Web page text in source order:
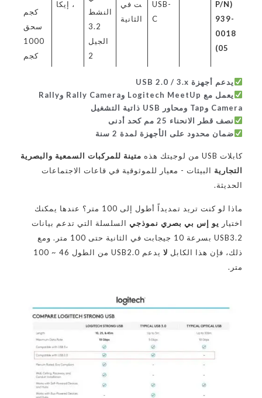
(P/N
939-
0018
05)
USB-
C
ت في
الثانية
النشط
3.2
الجيل
2
، إيكا
كجم
سحق
1000
كجم
يدعم أجهزة USB 2.0 / 3.x
يعمل مع Logitech MeetUp وRally Camera وRally
Camera وTap ومحاور USB ذاتية التشغيل
نصف قطر الانحناء 25 مم كحد أدنى
ضمان محدود على الأجهزة لمدة 2 سنة
كابلات USB من لوجيتك هذه
متينة للمركبات السمعية والبصرية
التجارية البيئات - معيار للموثوقية في قاعات الاجتماعات
الحديثة.
ماذا لو كنت تريد تمديداً أطول إلى 100 متر؟ عندها يمكنك
اختيار
يو إس بي بصري نموذجي السلسلة التي تدعم بيانات
USB3.2 بسرعة 10 جيجابت في الثانية حتى 100 متر. ومع
ذلك، فإن هذا الكابل لا
يدعم USB2.0 من الطول 46 ~ 100
متر.